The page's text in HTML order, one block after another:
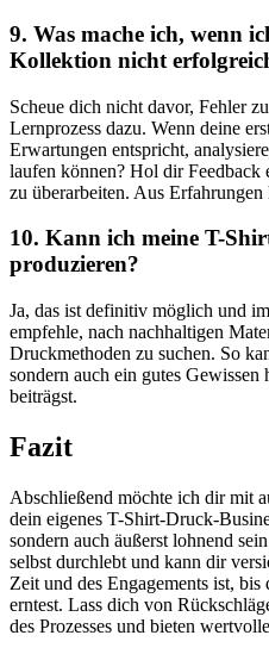
9. Was mache ich, wenn⁢
Kollektion nicht
Scheue‌ dich nicht davor,‍ Fehler
Lernprozess⁤ dazu.‌ Wenn deine
Erwartungen ⁤entspricht,
laufen können? Hol dir Feedback
zu überarbeiten. ‍Aus ⁣Erfahrungen
10. Kann ich meine T-
produzieren?
Ja, das ist definitiv möglich und
empfehle, nach nachhaltigen
Druckmethoden zu suchen. So
sondern ​auch ein gutes
beiträgst.
Fazit
Abschließend möchte ich dir mit
dein eigenes‌ T-Shirt-Druck-
sondern auch äußerst ​lohnend
selbst durchlebt und kann dir
⁣Zeit ⁢und des ⁣Engagements ist,
erntest. Lass dich von
des Prozesses und bieten